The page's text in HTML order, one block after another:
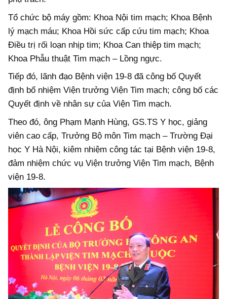
Tổ chức bộ máy gồm: Khoa Nội tim mạch; Khoa Bệnh
lý mạch máu; Khoa Hồi sức cấp cứu tim mạch; Khoa
Điều trị rối loạn nhịp tim; Khoa Can thiệp tim mạch;
Khoa Phẫu thuật Tim mạch – Lồng ngực.
Tiếp đó, lãnh đạo Bệnh viện 19-8 đã công bố Quyết
định bổ nhiệm Viện trưởng Viện Tim mạch; công bố các
Quyết định về nhân sự của Viện Tim mạch.
Theo đó, ông Phạm Mạnh Hùng, GS.TS Y học, giảng
viên cao cấp, Trưởng Bộ môn Tim mạch – Trường Đại
học Y Hà Nội, kiêm nhiệm công tác tại Bệnh viện 19-8,
đảm nhiệm chức vụ Viện trưởng Viện Tim mạch, Bệnh
viện 19-8.